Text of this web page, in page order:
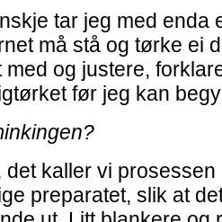
tar jeg med enda
må stå og tørke ei
med og justere,
før jeg kan
det kaller vi
preparatet, slik at